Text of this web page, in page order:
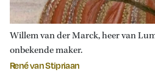
Willem van der Marck, heer van
onbekende maker.
René van Stipriaan